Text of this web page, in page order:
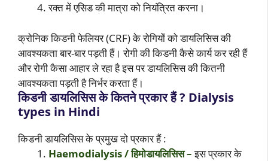
रक्त में एसिड की मात्रा को नियंत्रित करना।
क्रोनिक किडनी फेलियर (CRF) के रोगियों को डायलिसिस की
आवश्यकता बार-बार पड़ती हैं। रोगी की किडनी कैसे कार्य कर रही हैं
और रोगी कैसा आहार ले रहा है इस पर डायलिसिस की कितनी
आवश्यकता पड़ती है निर्भर करता हैं।
किडनी डायलिसिस के कितने प्रकार हैं ? Dialysis
types in Hindi
किडनी डायलिसिस के प्रमुख दो प्रकार हैं :
Haemodialysis / हिमोडायलिसिस –इस प्रकार के